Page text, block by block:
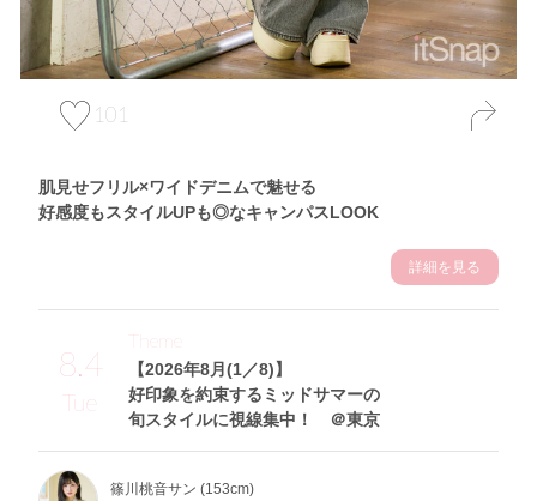
101
肌見せフリル×ワイドデニムで魅せる
好感度もスタイルUPも◎なキャンパスLOOK
詳細を見る
8.4
Tue
【2026年8月(1／8)】
好印象を約束するミッドサマーの
旬スタイルに視線集中！ ＠東京
Theme
篠川桃音サン (153cm)